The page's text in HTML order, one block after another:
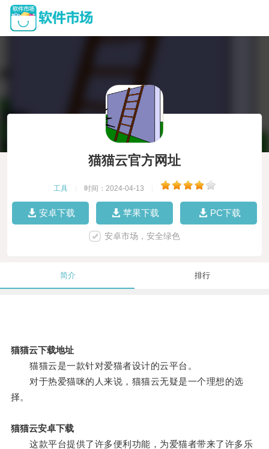
猫猫云官方网址
工具 时间：2024-04-13
安卓下载 苹果下载 PC下载
安卓市场，安全绿色
简介 排行
猫猫云下载地址
猫猫云是一款针对爱猫者设计的云平台。
对于热爱猫咪的人来说，猫猫云无疑是一个理想的选
择。
猫猫云安卓下载
这款平台提供了许多便利功能，为爱猫者带来了许多乐